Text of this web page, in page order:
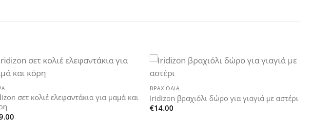
σετ κολιέ ελεφαντάκια για μαμά και
ΒΡΑΧΙΌΛΙΑ
Iridizon βραχιόλι δώρο για γιαγιά με αστέρι
€14.00